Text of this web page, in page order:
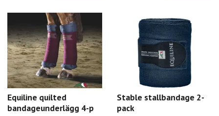
Equiline quilted
bandageunderlägg 4-p
Stable stallbandage 2-
pack